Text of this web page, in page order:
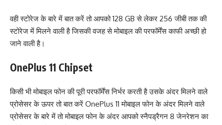
वही स्टोरेज के बारे में बात करें तो आपको 128 GB से लेकर 256 जीबी तक की
स्टोरेज में मिलने वाली है जिसकी वजह से मोबाइल की परफॉर्मेंस काफी अच्छी हो
जाने वाली है।
OnePlus 11 Chipset
किसी भी मोबाइल फोन की पूरी परफॉर्मेंस निर्भर करती है उसके अंदर मिलने वाले
प्रोसेसर के ऊपर तो बात करें OnePlus 11 मोबाइल फोन के अंदर मिलने वाले
प्रोसेसर के बारे में तो मोबाइल फोन के अंदर आपको स्नैपड्रैगन 8 जेनरेशन का